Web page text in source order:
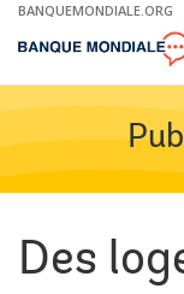
Skip
Main
BANQUEMONDIALE.ORG
Des